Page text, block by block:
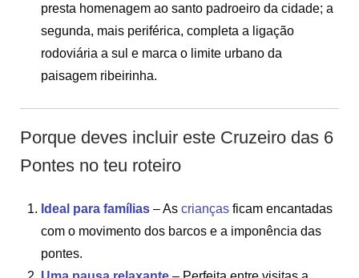
presta homenagem ao santo padroeiro da cidade; a
segunda, mais periférica, completa a ligação
rodoviária a sul e marca o limite urbano da
paisagem ribeirinha.
Porque deves incluir este Cruzeiro das 6
Pontes no teu roteiro
Ideal para famílias – As crianças ficam encantadas
com o movimento dos barcos e a imponência das
pontes.